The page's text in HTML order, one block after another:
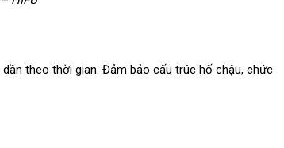
theo thời gian. Đảm bảo cấu trúc hố chậu, chức